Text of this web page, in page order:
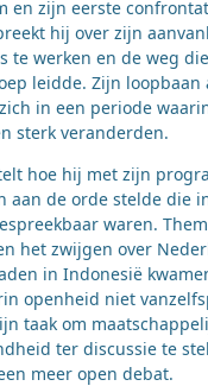
en zijn eerste
hij over zijn
te werken en de weg
leidde. Zijn loopbaan
in een periode
sterk veranderden.
hoe hij met zijn
aan de orde stelde die
waren.
het zwijgen over
in Indonesië
openheid niet
taak om
ter discussie te
meer open debat.